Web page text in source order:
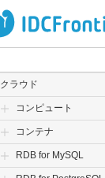
クラウド
コンピュート
コンテナ
RDB for MySQL